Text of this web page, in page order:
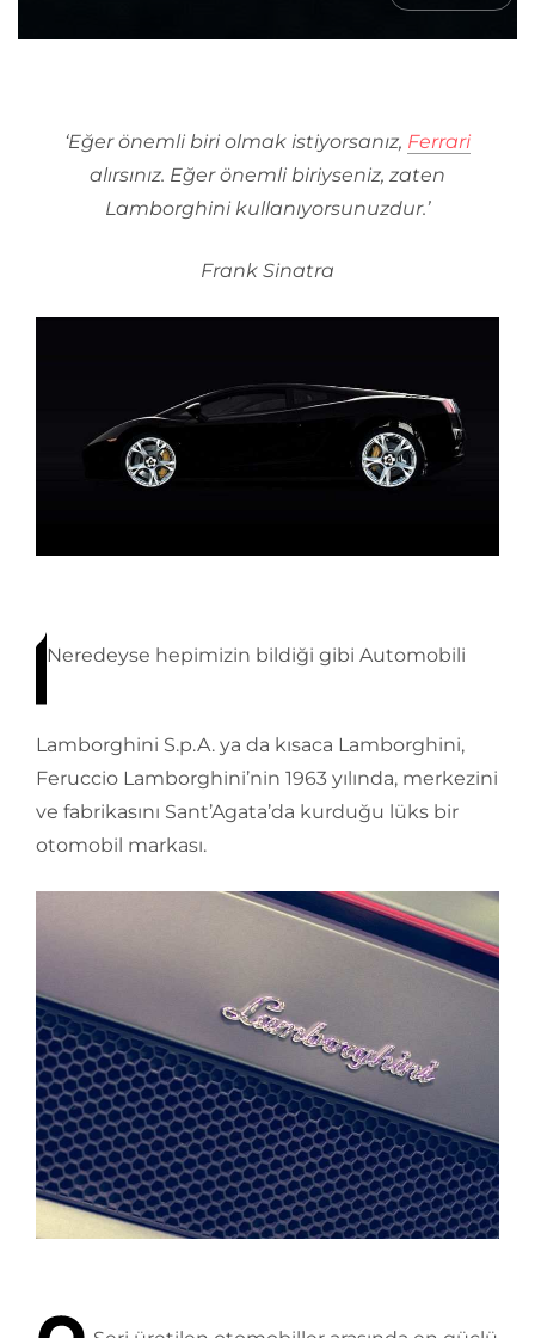
‘Eğer önemli biri olmak istiyorsanız, Ferrari
alırsınız. Eğer önemli biriyseniz, zaten
Lamborghini kullanıyorsunuzdur.’
Frank Sinatra
Neredeyse hepimizin bildiği gibi Automobili
Lamborghini S.p.A. ya da kısaca Lamborghini,
Feruccio Lamborghini’nin 1963 yılında, merkezini
ve fabrikasını Sant’Agata’da kurduğu lüks bir
otomobil markası.